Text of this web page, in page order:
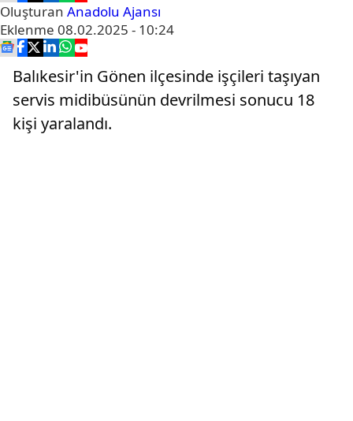
Oluşturan Anadolu Ajansı
Eklenme 08.02.2025 - 10:24
Balıkesir'in Gönen ilçesinde işçileri taşıyan
servis midibüsünün devrilmesi sonucu 18
kişi yaralandı.